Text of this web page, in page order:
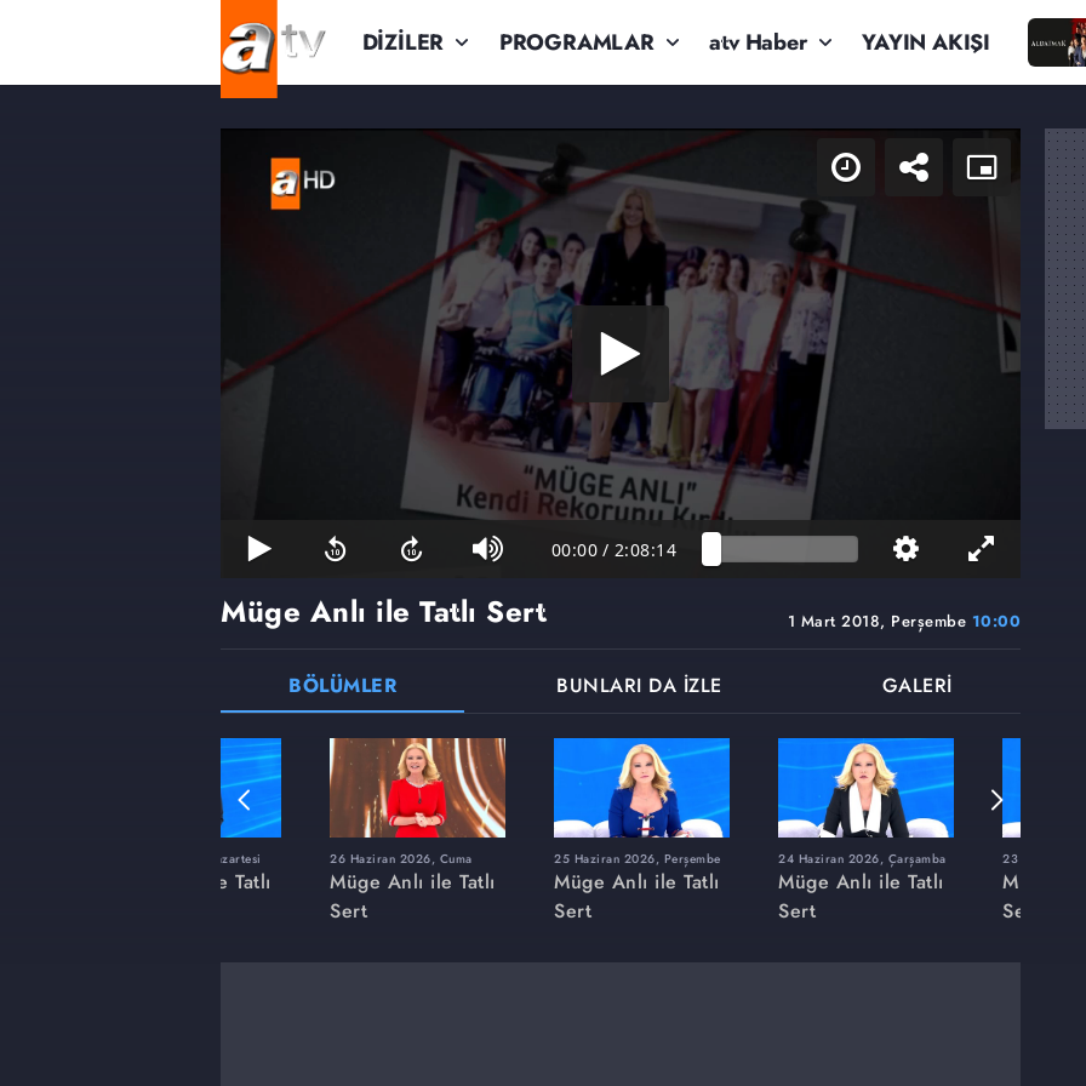
DİZİLER PROGRAMLAR atv Haber YAYIN AKIŞI
00:00 / 2:08:14
1 Mart 2018, Perşembe 10:00
Müge Anlı ile Tatlı Sert
BÖLÜMLER BUNLARI DA İZLE GALERİ
8 Haziran 2026, Pazartesi
Müge Anlı ile Tatlı
26 Haziran 2026, Cuma
Müge Anlı ile Tatlı
Sert
25 Haziran 2026, Perşembe
Müge Anlı ile Tatlı
Sert
24 Haziran 2026, Çarşamba
Müge Anlı ile Tatlı
Sert
23 Haziran
Müge
Sert